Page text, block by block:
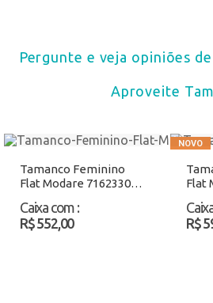
Pergunte e veja opiniões
Aproveite
Tamanco Feminino
Flat Modare 7162330
Caixa com :
R$ 552,00
Flat
R$